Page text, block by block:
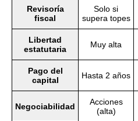
Revisoría
fiscal
Solo si
supera topes
Libertad
estatutaria
Muy alta
Pago del
capital
Hasta 2 años
Negociabilidad
Acciones
(alta)